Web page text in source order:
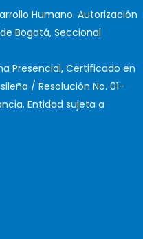
Humano. Autorización
Bogotá, Seccional
Presencial, Certificado en
/ Resolución No. 01-
Entidad sujeta a